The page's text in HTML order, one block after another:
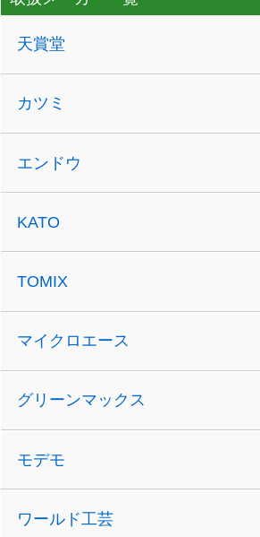
天賞堂
カツミ
エンドウ
KATO
TOMIX
マイクロエース
グリーンマックス
モデモ
ワールド工芸